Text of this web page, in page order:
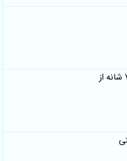
خرید مستقیم فرش 700 شانه از